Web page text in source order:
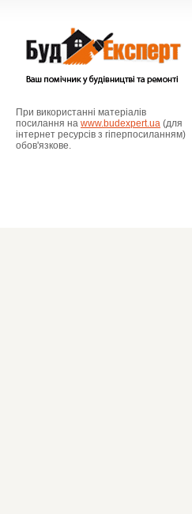
При використанні матеріалів
посилання на www.budexpert.ua (для
інтернет ресурсів з гіперпосиланням)
обов'язкове.